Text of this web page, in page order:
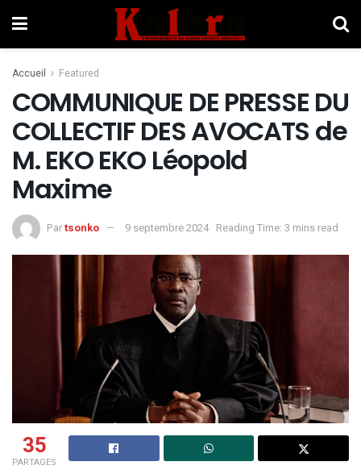
Accueil Featured
COMMUNIQUE DE PRESSE DU
COLLECTIF DES AVOCATS de
M. EKO EKO Léopold
Maxime
Partsonko 9 septembre 2024 Reading Time: 3 mins read
35
PARTAGES